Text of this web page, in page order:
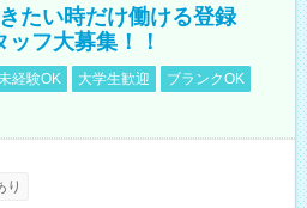
たい時だけ働ける登録
フ大募集！！
経験OK 大学生歓迎
ブランクOK
り